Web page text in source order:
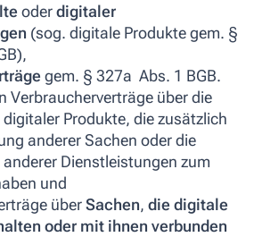
oderdigitaler
(sog. digitale Produkte gem. §
gem. § 327a Abs. 1 BGB.
Verbraucherverträge über die
Produkte, die zusätzlich
anderer Sachen oder die
Dienstleistungen zum
und
überSachen, die digitale
oder mit ihnen verbunden